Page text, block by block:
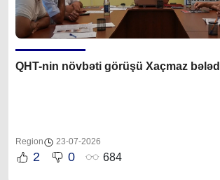
QHT-nin növbəti görüşü Xaçmaz
Region 23-07-2026
2 0 684